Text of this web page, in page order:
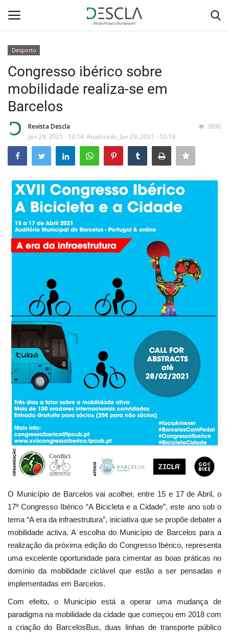
Home
Desporto
Sobre Nós
Educação
Estatuto Editorial
Ficha técnica
Cultura
Lazer
Ambiente
Desporto
Congresso ibérico sobre
mobilidade realiza-se em
Barcelos
Revista Descla
Jan 29, 2021 - 10:14 Atualizado: Jan 29, 2021 - 10:16
3890
O Município de Barcelos vai acolher, entre 15 e 17 de Abril, o
17º Congresso Ibérico “A Bicicleta e a Cidade”, este ano sob o
tema “A era da infraestrutura”, iniciativa que se propõe debater a
mobilidade activa. A escolha do Município de Barcelos para a
realização da próxima edição do Congresso Ibérico, representa
uma excelente oportunidade para cimentar as boas práticas no
domínio da mobilidade ciclável que estão a ser pensadas e
implementadas em Barcelos.
Com efeito, o Município está a operar uma mudança de
paradigma na mobilidade da cidade que começou em 2018 com
a criação do BarcelosBus, duas linhas de transporte público